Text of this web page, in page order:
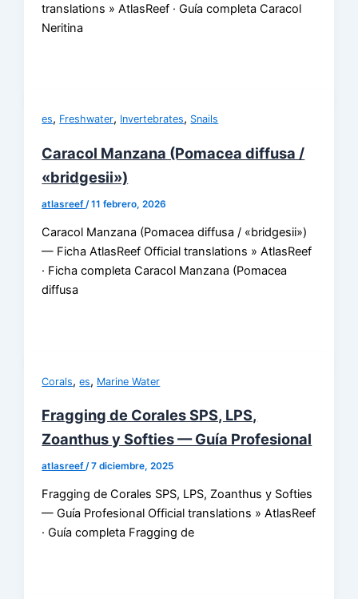
translations » AtlasReef · Guía completa Caracol
Neritina
es, Freshwater, Invertebrates, Snails
Caracol Manzana (Pomacea diffusa /
«bridgesii»)
atlasreef /11 febrero, 2026
Caracol Manzana (Pomacea diffusa / «bridgesii»)
— Ficha AtlasReef Official translations » AtlasReef
· Ficha completa Caracol Manzana (Pomacea
diffusa
Corals,es, Marine Water
Fragging de Corales SPS, LPS,
Zoanthus y Softies — Guía Profesional
atlasreef/7 diciembre, 2025
Fragging de Corales SPS, LPS, Zoanthus y Softies
— Guía Profesional Official translations » AtlasReef
· Guía completa Fragging de